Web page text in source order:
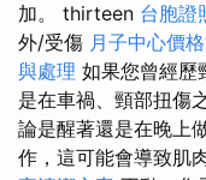
加。 thirteen 台胞證
外/受傷 月子中心價
與處理 如果您曾經歷
是在車禍、頸部扭傷
論是醒著還是在晚上
作，這可能會導致肌